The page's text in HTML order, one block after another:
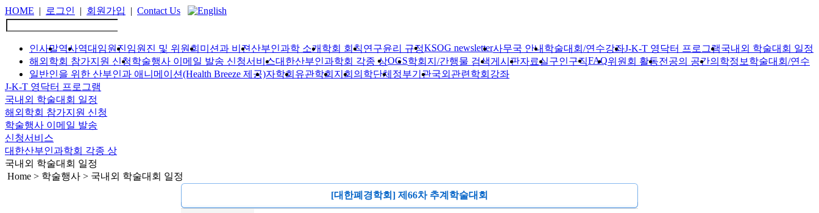
HOME | 로그인 | 회원가입 | Contact Us
인사말역사역대임원진임원진 및 위원회 미션과 비젼산부인과학 소개 학회 회칙연구윤리 규정KSOG newsletter사무국 안내 학술대회/연수강좌J-K-T 영닥터 프로그램국내외 학술대회 일정
해외학회 참가지원 신청학술행사 이메일 발송 신청서비스대한산부인과학회 각종 상OGS학회지/간행물 검색게시판자료실구인구직FAQ위원회 활동전공의 공간의학정보
일반인을 위한 산부인과 애니메이션(Health Breeze 제공)자학회 유관학회 지회 의학단체 정부기관국외관련학회
학술대회/연수
강좌
J-K-T 영닥터 프로그램
국내외 학술대회 일정
해외학회 참가지원 신청
학술행사 이메일 발송
신청서비스
대한산부인과학회 각종 상
국내외 학술대회 일정
Home > 학술행사 > 국내외 학술대회 일정
[대한폐경학회] 제66차 추계학술대회